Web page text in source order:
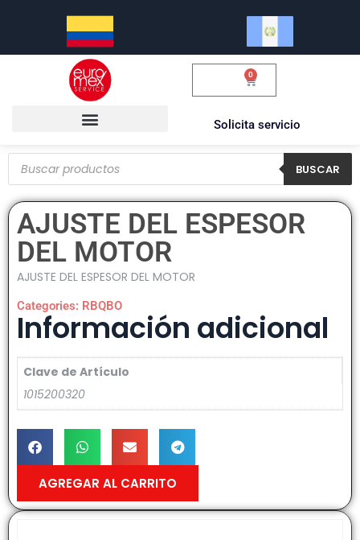
0
Solicita servicio
BUSCAR
AJUSTE DEL ESPESOR
DEL MOTOR
AJUSTE DEL ESPESOR DEL MOTOR
Categories: RBQBO
Información adicional
Clave de Artículo
1015200320
AGREGAR AL CARRITO